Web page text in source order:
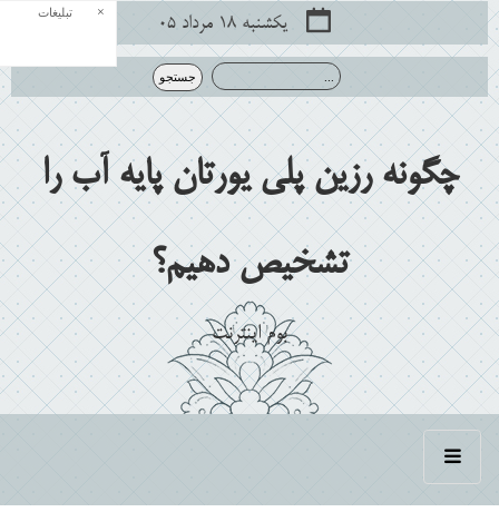
یکشنبه ۱۸ مرداد ۰۵
چگونه رزین پلی یورتان پایه آب را
تشخیص دهیم؟
بوم اينترنت
تبلیغات